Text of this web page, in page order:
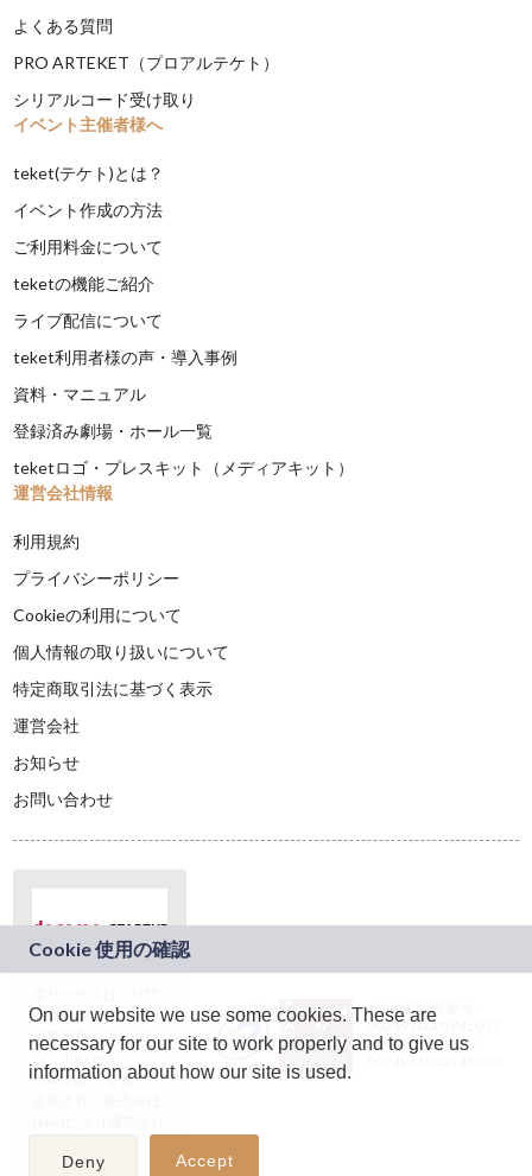
よくある質問
PRO ARTEKET（プロアルテケト）
シリアルコード受け取り
イベント主催者様へ
teket(テケト)とは？
イベント作成の方法
ご利用料金について
teketの機能ご紹介
ライブ配信について
teket利用者様の声・導入事例
資料・マニュアル
登録済み劇場・ホール一覧
teketロゴ・プレスキット（メディアキット）
運営会社情報
利用規約
プライバシーポリシー
Cookieの利用について
個人情報の取り扱いについて
特定商取引法に基づく表示
運営会社
お知らせ
お問い合わせ
ドコモグループの新
規事業創出プログラ
ム「docomo
STARTUP」を通じて
JASRAC許諾番号：
9024936001Y45037
JASRAC許諾番号：
On our website we use some cookies. These are
necessary for our site to work properly and to give us
information about how our site is used.
Deny Accept